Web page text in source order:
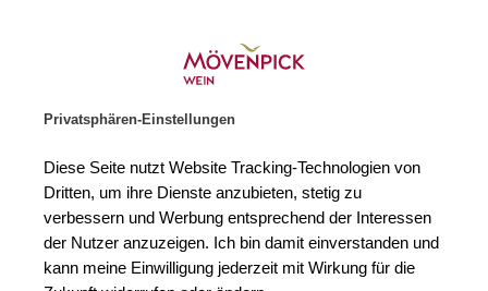
Privatsphären-Einstellungen
Diese Seite nutzt Website Tracking-Technologien von
Dritten, um ihre Dienste anzubieten, stetig zu
verbessern und Werbung entsprechend der Interessen
der Nutzer anzuzeigen. Ich bin damit einverstanden und
kann meine Einwilligung jederzeit mit Wirkung für die
Keine Ergebnisse